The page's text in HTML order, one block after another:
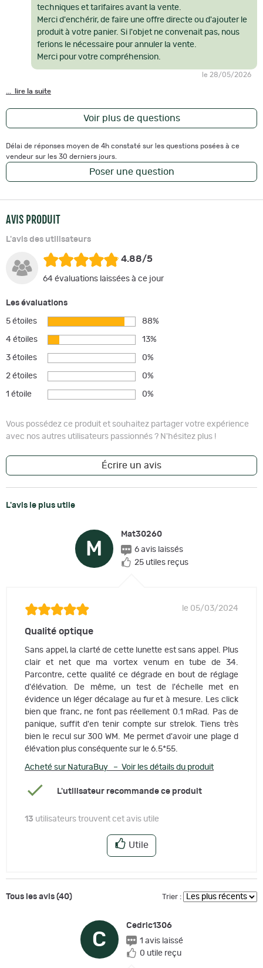
techniques et tarifaires avant la vente.
Merci d'enchérir, de faire une offre directe ou d'ajouter le
produit à votre panier. Si l'objet ne convenait pas, nous
ferions le nécessaire pour annuler la vente.
Merci pour votre compréhension.
le 28/05/2026
... lire la suite
Voir plus de questions
Délai de réponses moyen de 4h constaté sur les questions posées à ce
vendeur sur les 30 derniers jours.
Poser une question
AVIS PRODUIT
L'avis des utilisateurs
4.88/5
64 évaluations laissées à ce jour
Les évaluations
5 étoiles 88%
4 étoiles 13%
3 étoiles 0%
2 étoiles 0%
1 étoile 0%
Vous possédez ce produit et souhaitez partager votre expérience
avec nos autres utilisateurs passionnés ? N'hésitez plus !
Écrire un avis
L'avis le plus utile
M
Mat30260
6 avis laissés
25 utiles reçus
le 05/03/2024
Qualité optique
Sans appel, la clarté de cette lunette est sans appel. Plus
clair et net que ma vortex venum en tube de 34.
Parcontre, cette qualité ce dégrade en bout de réglage
d'élévation. De même, un test de l'échelle met en
évidence un léger décalage au fur et à mesure. Les click
bien que franc, ne font pas réellement 0.1 mRad. Pas de
panique, suffit d'en tenir compte sur strelok. Tiens très
bien le recul sur 300 WM. Me permet d'avoir une plage d
élévation plus conséquente sur le 6.5*55.
Acheté sur NaturaBuy – Voir les détails du produit
L'utilisateur recommande ce produit
13 utilisateurs trouvent cet avis utile
Utile
Tous les avis (40) Trier :
C
Cedric1306
1 avis laissé
0 utile reçu